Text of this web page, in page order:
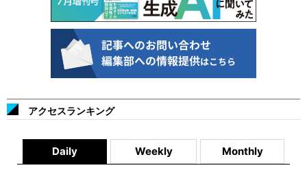
アクセスランキング
Daily Weekly Monthly